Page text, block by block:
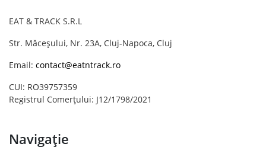
EAT & TRACK S.R.L
Str. Măceșului, Nr. 23A, Cluj-Napoca, Cluj
Email: contact@eatntrack.ro
CUI: RO39757359
Registrul Comerțului: J12/1798/2021
Navigație